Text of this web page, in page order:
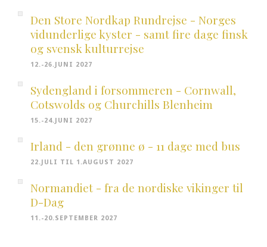
Den Store Nordkap Rundrejse - Norges
vidunderlige kyster - samt fire dage finsk
og svensk kulturrejse
12.-26.JUNI 2027
Sydengland i forsommeren - Cornwall,
Cotswolds og Churchills Blenheim
15.-24.JUNI 2027
Irland - den grønne ø - 11 dage med bus
22.JULI TIL 1.AUGUST 2027
Normandiet - fra de nordiske vikinger til
D-Dag
11.-20.SEPTEMBER 2027